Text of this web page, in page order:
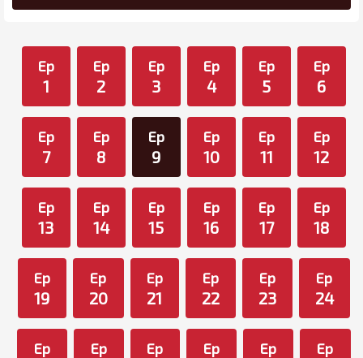
Ep
1
Ep
2
Ep
3
Ep
4
Ep
5
Ep
6
Ep
7
Ep
8
Ep
9
Ep
10
Ep
11
Ep
12
Ep
13
Ep
14
Ep
15
Ep
16
Ep
17
Ep
18
Ep
19
Ep
20
Ep
21
Ep
22
Ep
23
Ep
24
Ep Ep Ep Ep Ep Ep